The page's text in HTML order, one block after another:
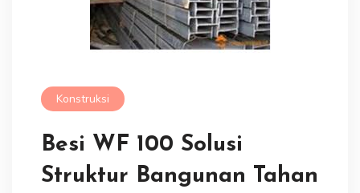
Konstruksi
Besi WF 100 Solusi
Struktur Bangunan Tahan